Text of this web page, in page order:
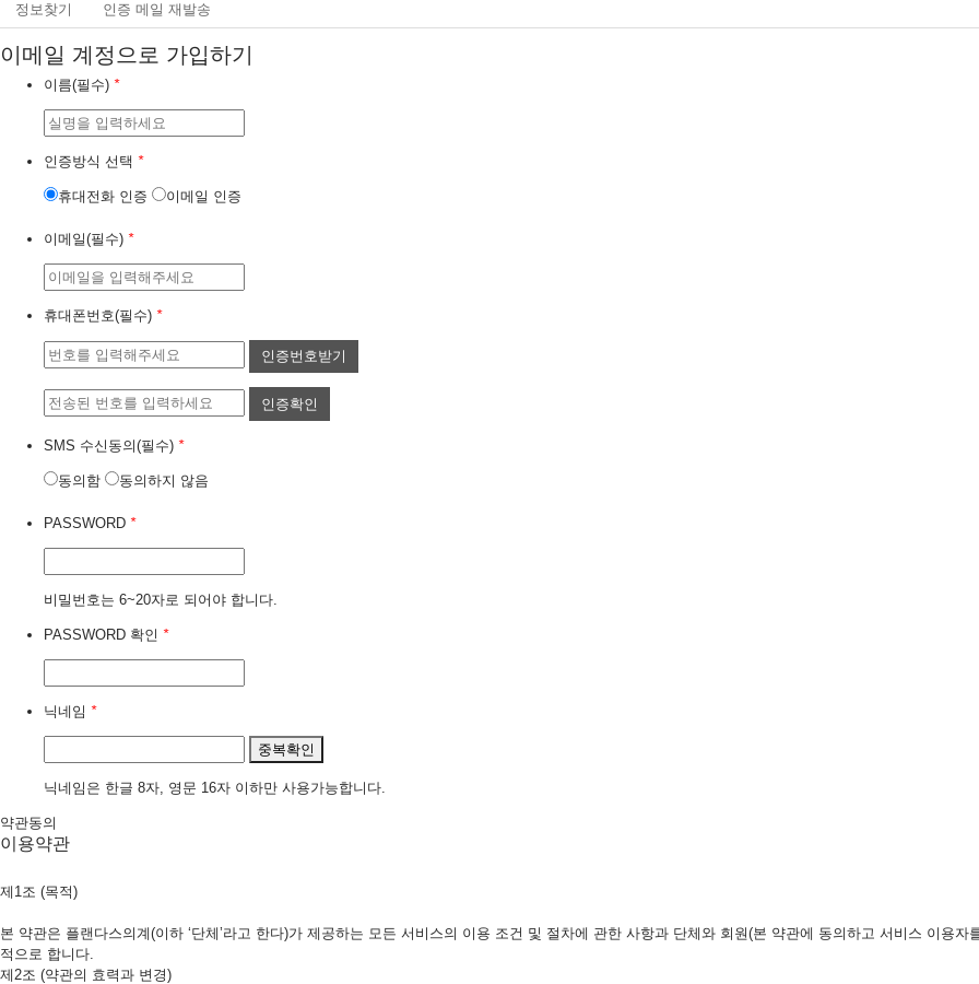
정보찾기 인증 메일 재발송
이메일 계정으로 가입하기
이름(필수) *
인증방식 선택 *
휴대전화 인증 이메일 인증
이메일(필수) *
휴대폰번호(필수) *
인증번호받기
인증확인
SMS 수신동의(필수) *
동의함 동의하지 않음
PASSWORD *
비밀번호는 6~20자로 되어야 합니다.
PASSWORD 확인 *
닉네임 *
중복확인
닉네임은 한글 8자, 영문 16자 이하만 사용가능합니다.
약관동의
이용약관
제1조 (목적)
본 약관은 플랜다스의계(이하 ‘단체’라고 한다)가 제공하는 모든 서비스의 이용 조건 및 절차에 관한 사항과 단체와 회원(본 약관에 동의하고 서비스 이용
적으로 합니다.
제2조 (약관의 효력과 변경)